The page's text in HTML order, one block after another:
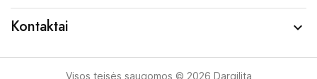
Kontaktai 
Visos teisės saugomos © 2026 Dargilita